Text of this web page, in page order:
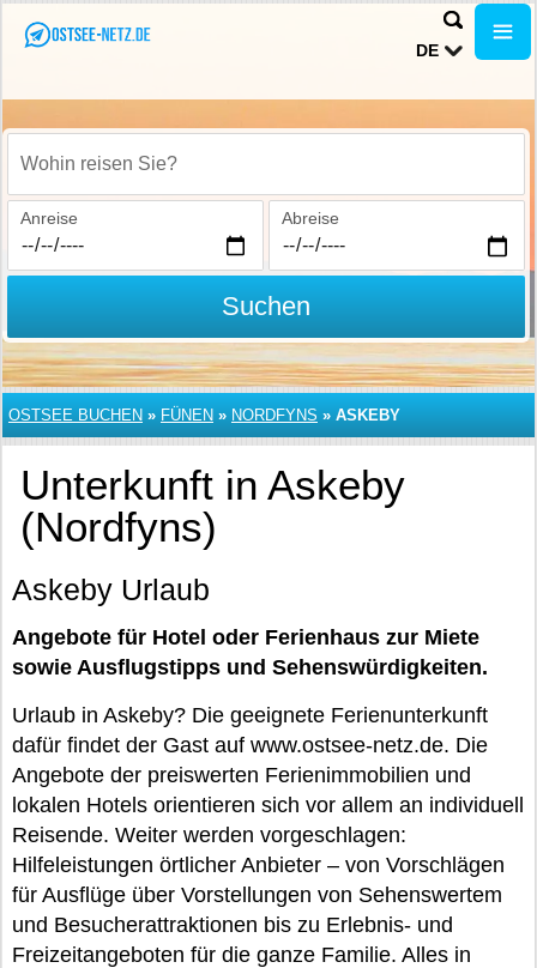
DE
Wohin reisen Sie?
Anreise Abreise
Suchen
OSTSEE BUCHEN » FÜNEN » NORDFYNS » ASKEBY
Unterkunft in Askeby
(Nordfyns)
Askeby Urlaub
Angebote für Hotel oder Ferienhaus zur Miete
sowie Ausflugstipps und Sehenswürdigkeiten.
Urlaub in Askeby? Die geeignete Ferienunterkunft
dafür findet der Gast auf www.ostsee-netz.de. Die
Angebote der preiswerten Ferienimmobilien und
lokalen Hotels orientieren sich vor allem an individuell
Reisende. Weiter werden vorgeschlagen:
Hilfeleistungen örtlicher Anbieter – von Vorschlägen
für Ausflüge über Vorstellungen von Sehenswertem
und Besucherattraktionen bis zu Erlebnis- und
Freizeitangeboten für die ganze Familie. Alles in